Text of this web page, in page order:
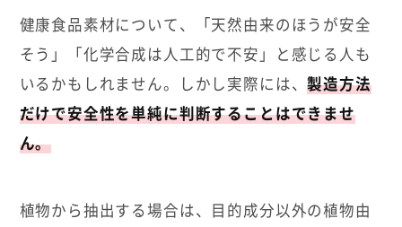
健康食品素材について、「天然由来のほうが安全
そう」「化学合成は人工的で不安」と感じる人も
いるかもしれません。しかし実際には、製造方法
だけで安全性を単純に判断することはできませ
ん。
植物から抽出する場合は、目的成分以外の植物由